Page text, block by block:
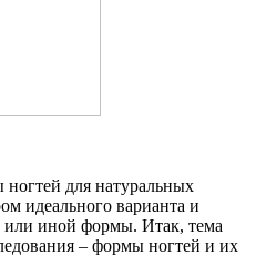
для натуральных
идеального варианта и
или иной формы. Итак, тема
– формы ногтей и их